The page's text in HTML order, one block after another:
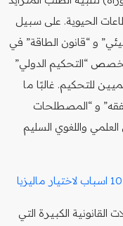
الحيوية. على سبيل
و “قانون الطاقة” في
تخصص “التحكيم الدولي”
للتحكيم. غالبًا ما
و “المصطلحات
العلمي واللغوي السليم
القانونية الكبيرة التي